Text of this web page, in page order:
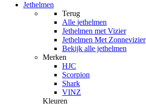
Jethelmen
Terug
Alle jethelmen
Jethelmen met Vizier
Jethelmen Met Zonnevizier
Bekijk alle jethelmen
Merken
HJC
Scorpion
Shark
VINZ
Kleuren